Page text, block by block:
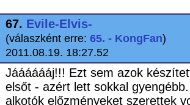
67. Evile-Elvis-
(válaszként erre: 65. - KongFan)
2011.08.19. 18:27.52
Jááááááj!!! Ezt sem azok
elsőt - azért lett sokkal
alkotók előzményeket szerettek